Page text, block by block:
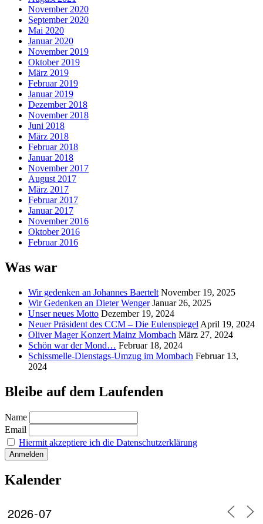
November 2020
September 2020
Mai 2020
Januar 2020
November 2019
Oktober 2019
März 2019
Februar 2019
Januar 2019
Dezember 2018
November 2018
Juni 2018
März 2018
Februar 2018
Januar 2018
November 2017
August 2017
März 2017
Februar 2017
Januar 2017
November 2016
Oktober 2016
Februar 2016
Was war
Wir gedenken an Johannes Baertelt November 19, 2025
Wir Gedenken an Dieter Wenger Januar 26, 2025
Unser neues Motto Dezember 19, 2024
Neuer Präsident des CCM – Die Eulenspiegel April 19, 2024
Oliver Mager Konzert Mainz Mombach März 27, 2024
Schön war der Mond… Februar 18, 2024
Schissmelle-Dienstags-Umzug im Mombach Februar 13,
2024
Bleibe auf dem Laufenden
Name
Email
Hiermit akzeptiere ich die Datenschutzerklärung
Kalender